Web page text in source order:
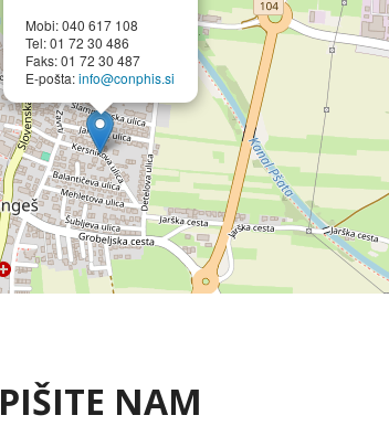
Mobi: 040 617 108
Tel: 01 72 30 486
Faks: 01 72 30 487
E-pošta:info@conphis.si
PIŠITE NAM